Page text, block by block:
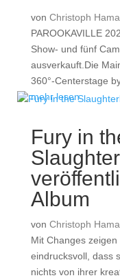
von Christoph
PAROOKAVILLE
Show- und fünf
ausverkauft.Die
360°-Centerstage
mehr lesen
Fury in
Album
von Christoph
Mit Changes
eindrucksvoll, dass
nichts von ihrer